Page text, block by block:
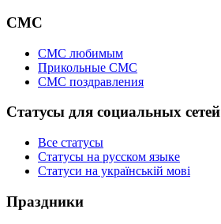
СМС
СМС любимым
Прикольные СМС
СМС поздравления
Статусы для социальных сетей
Все статусы
Статусы на русском языке
Статуси на українській мові
Праздники